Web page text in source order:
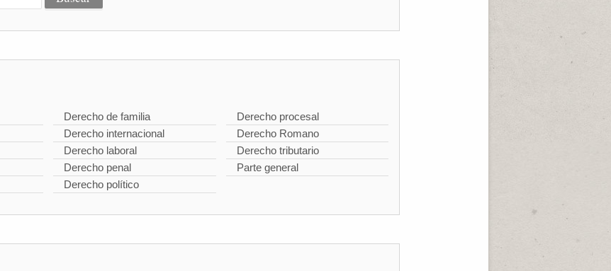
Derecho de familia
Derecho internacional
Derecho laboral
Derecho penal
Derecho político
Derecho procesal
Derecho Romano
Derecho tributario
Parte general